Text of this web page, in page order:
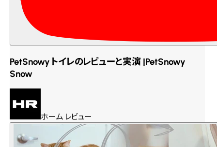
PetSnowy トイレのレビューと実演 |PetSnowy
Snow
ホーム レビュー